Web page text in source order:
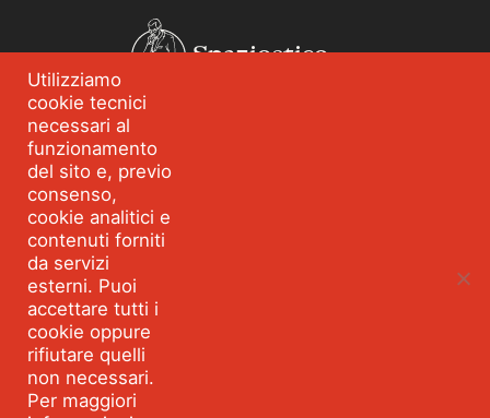
Spazioetico
Chi siamo
Blog
Servizi
Strumenti e percorsi
Parla con Spazioetico
Seguici: Facebook
©2026 SPAZIOETICO ASSOCIAZIONE PROFESSIONALE - Tutti
Utilizziamo
cookie tecnici
necessari al
funzionamento
del sito e, previo
consenso,
cookie analitici e
contenuti forniti
da servizi
esterni. Puoi
accettare tutti i
cookie oppure
rifiutare quelli
non necessari.
Per maggiori